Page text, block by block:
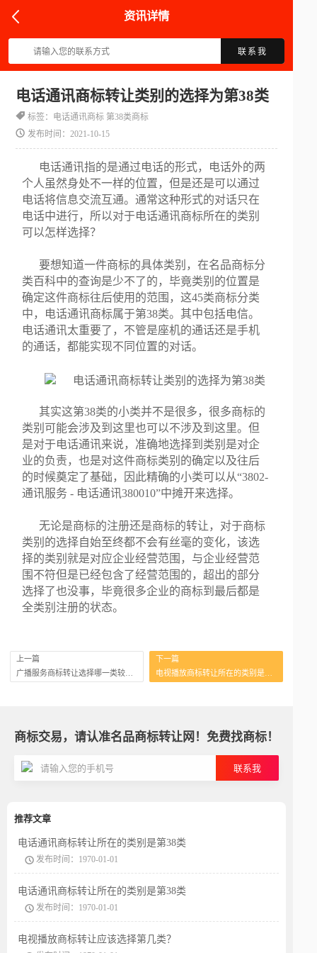
资讯详情
联系我
电话通讯商标转让类别的选择为第38类
标签：电话通讯商标 第38类商标
发布时间：2021-10-15
电话通讯指的是通过电话的形式，电话外的两
个人虽然身处不一样的位置，但是还是可以通过
电话将信息交流互通。通常这种形式的对话只在
电话中进行，所以对于电话通讯商标所在的类别
可以怎样选择？
要想知道一件商标的具体类别，在名品商标分
类百科中的查询是少不了的，毕竟类别的位置是
确定这件商标往后使用的范围，这45类商标分类
中，电话通讯商标属于第38类。其中包括电信。
电话通讯太重要了，不管是座机的通话还是手机
的通话，都能实现不同位置的对话。
其实这第38类的小类并不是很多，很多商标的
类别可能会涉及到这里也可以不涉及到这里。但
是对于电话通讯来说，准确地选择到类别是对企
业的负责，也是对这件商标类别的确定以及往后
的时候奠定了基础，因此精确的小类可以从“3802-
通讯服务 - 电话通讯380010”中摊开来选择。
无论是商标的注册还是商标的转让，对于商标
类别的选择自始至终都不会有丝毫的变化，该选
择的类别就是对应企业经营范围，与企业经营范
围不符但是已经包含了经营范围的，超出的部分
选择了也没事，毕竟很多企业的商标到最后都是
全类别注册的状态。
上一篇
下一篇
电视播放商标转让所在的类别是第38类
商标交易，请认准名品商标转让网！免费找商标！
联系我
推荐文章
电话通讯商标转让所在的类别是第38类
发布时间：1970-01-01
电话通讯商标转让所在的类别是第38类
发布时间：1970-01-01
电视播放商标转让应该选择第几类？